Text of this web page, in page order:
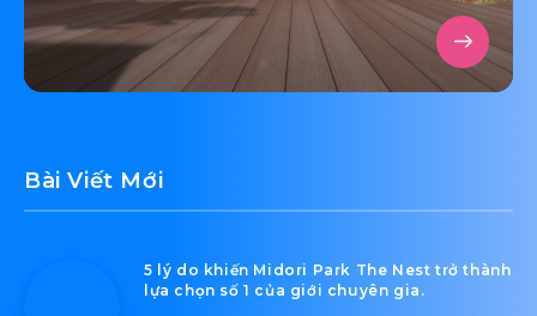
Bài Viết Mới
5 lý do khiến Midori Park The Nest trở thành
lựa chọn số 1 của giới chuyên gia.